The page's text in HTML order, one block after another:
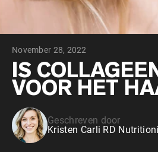
Shop All Protein
VEGAN PROTEIN
Erwteneiwit
November 28, 2022
IS
VOOR HET
Geschreven door
Kristen Carli RD